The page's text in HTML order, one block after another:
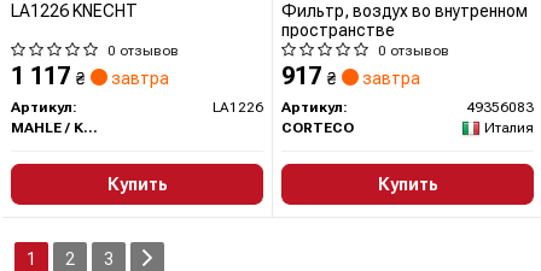
LA1226 KNECHT
0 отзывов
1 117 ₴ завтра
Артикул:
LA1226
MAHLE / KNECHT
Купить
Фильтр, воздух во внутренном
пространстве
0 отзывов
917 ₴ завтра
Артикул:
49356083
CORTECO
Италия
Купить
1 2 3